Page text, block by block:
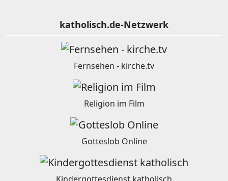
katholisch.de-Netzwerk
Fernsehen - kirche.tv
Religion im Film
Gotteslob Online